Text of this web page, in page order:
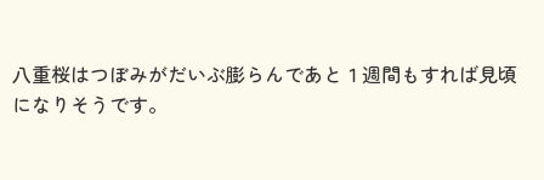
八重桜はつぼみがだいぶ膨らんであと１週間もすれば見頃
になりそうです。